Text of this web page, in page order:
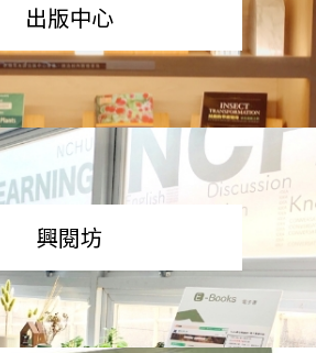
出版中心
興閱坊